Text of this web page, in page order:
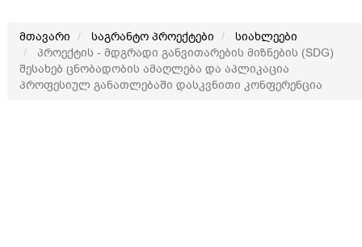
მთავარი საგრანტო პროექტები
სიახლეები
პროექტის - მდგრადი განვითარების მიზნების (SDG)
შესახებ ცნობადობის ამაღლება და აპლიკაცია
პროფესიულ განათლებაში დასკვნითი კონფერენცია